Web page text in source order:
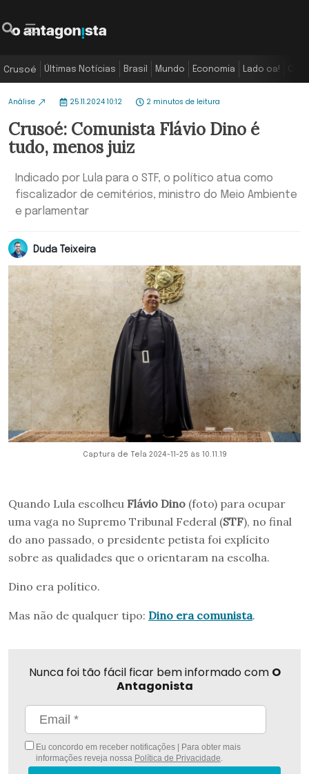
Crusoé Últimas Notícias Brasil Mundo Economia Lado oa!
Análise 25.11.2024 10:12 2 minutos de leitura
Crusoé: Comunista Flávio Dino é
tudo, menos juiz
Indicado por Lula para o STF, o político atua como
fiscalizador de cemitérios, ministro do Meio Ambiente
e parlamentar
Duda Teixeira
Captura de Tela 2024-11-25 às 10.11.19
Quando Lula escolheu Flávio Dino (foto) para ocupar
uma vaga no Supremo Tribunal Federal (STF), no final
do ano passado, o presidente petista foi explícito
sobre as qualidades que o orientaram na escolha.
Dino era político.
Mas não de qualquer tipo: Dino era comunista.
Nunca foi tão fácil ficar bem informado com O
Antagonista
Eu concordo em receber notificações | Para obter mais
informações reveja nossa Política de Privacidade.